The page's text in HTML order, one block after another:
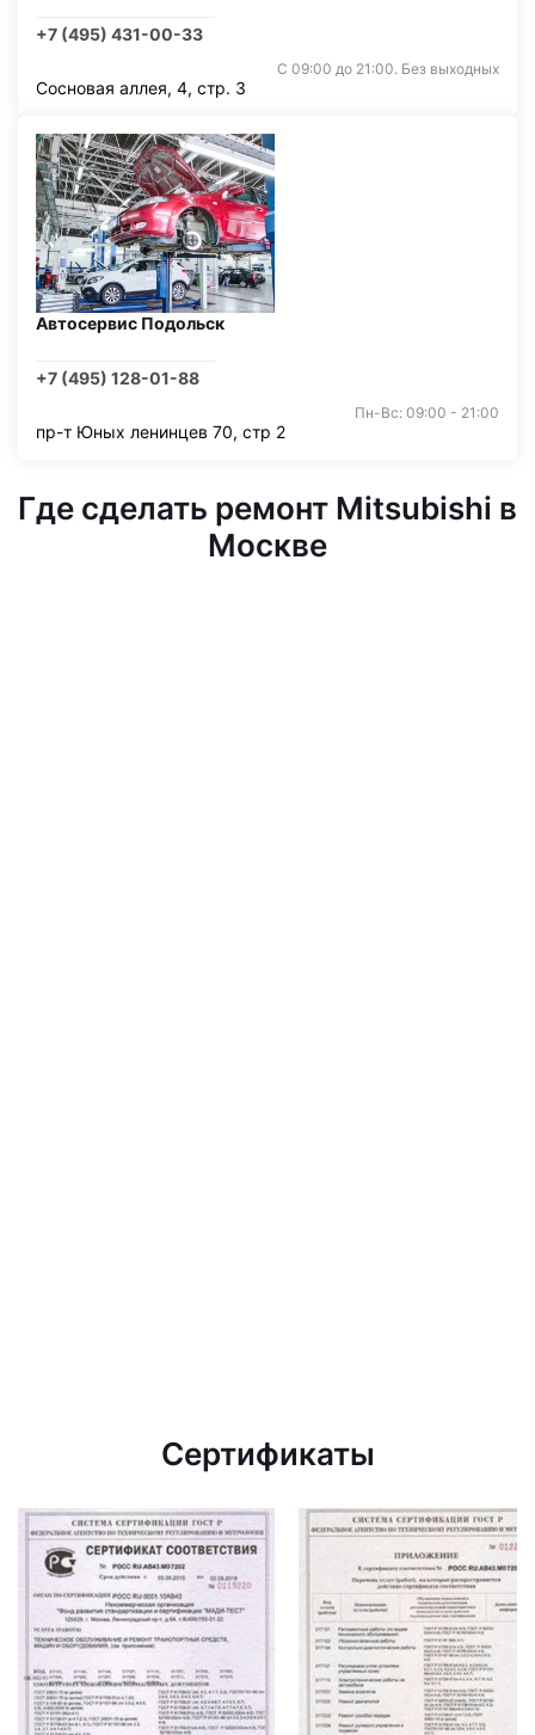
+7 (495) 431-00-33
С 09:00 до 21:00. Без выходных
Сосновая аллея, 4, стр. 3
Автосервис Подольск
+7 (495) 128-01-88
Пн-Вс: 09:00 - 21:00
пр-т Юных ленинцев 70, стр 2
Где сделать ремонт Mitsubishi в
Москве
Сертификаты